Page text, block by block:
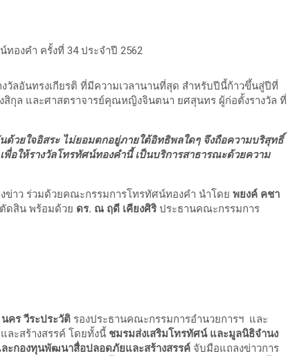
วัลอันทรงเกียรติ ที่มีความเวลานานที่สุด สำหรับปีนี้ก้าวขึ้นสู่ปีที่
สิกุล และศาสตราจารย์คุณหญิงจินตนา ยศสุนทร ผู้ก่อตั้งรางวัล ที่
วยใจอิสระ ไม่ยอมตกอยู่ภายใต้อิทธิพลใดๆ จึงถือความบริสุทธิ์
อให้รางวัลโทรทัศน์ทองคำนี้ เป็นบริการสาธารณะด้วยความ
ข่าว ร่วมด้วยคณะกรรมการโทรทัศน์ทองคำ นำโดย พยงค์ คชา
ดสิน พร้อมด้วย ดร. ณ ฤดี เคียงศิริประธานคณะกรรมการ
นคร วีระประวัติ รองประธานคณะกรรมการอำนวยการฯ และ
ะสร้างสรรค์ โดยทั้งนี้ ชมรมส่งเสริมโทรทัศน์ และมูลนิธิจำนง
ะกองทุนพัฒนาสื่อปลอดภัยและสร้างสรรค์ จับมือแถลงข่าวการ